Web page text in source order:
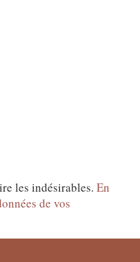
les indésirables. En
de vos